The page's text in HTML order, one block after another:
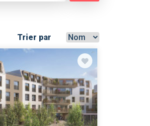
Trier par